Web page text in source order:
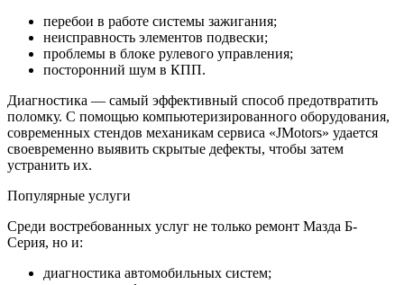
перебои в работе системы зажигания;
неисправность элементов подвески;
проблемы в блоке рулевого управления;
посторонний шум в КПП.
Диагностика — самый эффективный способ предотвратить
поломку. С помощью компьютеризированного оборудования,
современных стендов механикам сервиса «JMotors» удается
своевременно выявить скрытые дефекты, чтобы затем
устранить их.
Популярные услуги
Среди востребованных услуг не только ремонт Мазда Б-
Серия, но и:
диагностика автомобильных систем;